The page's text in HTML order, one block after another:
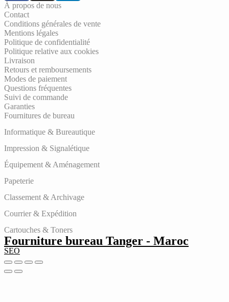
À propos de nous
Contact
Conditions générales de vente
Mentions légales
Politique de confidentialité
Politique relative aux cookies
Livraison
Retours et remboursements
Modes de paiement
Questions fréquentes
Suivi de commande
Garanties
Fournitures de bureau
Informatique & Bureautique
Impression & Signalétique
Équipement & Aménagement
Papeterie
Classement & Archivage
Courrier & Expédition
Cartouches & Toners
Fourniture bureau Tanger - Maroc
SEO